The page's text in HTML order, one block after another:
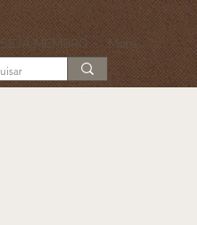
SEJA MEMBRO More...